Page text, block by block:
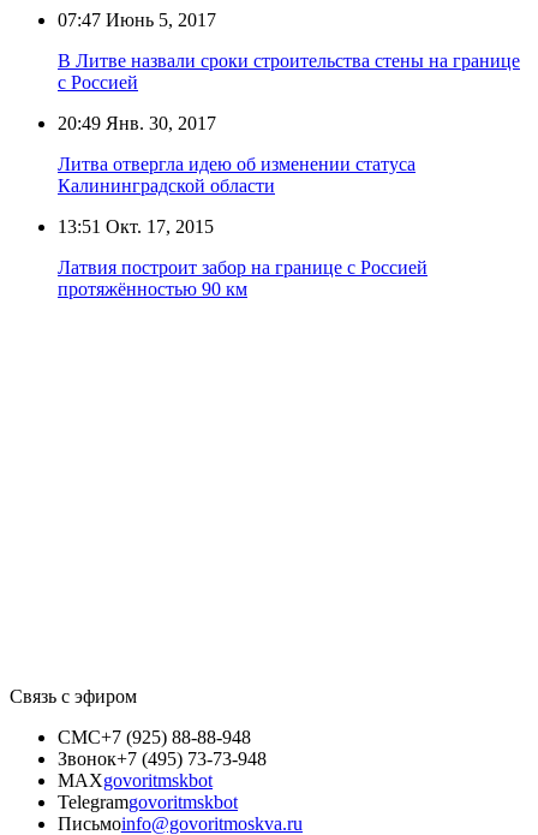
07:47 Июнь 5, 2017
В Литве назвали сроки строительства стены на границе
с Россией
20:49 Янв. 30, 2017
Литва отвергла идею об изменении статуса
Калининградской области
13:51 Окт. 17, 2015
Латвия построит забор на границе с Россией
протяжённостью 90 км
Связь с эфиром
СМС+7 (925) 88-88-948
Звонок+7 (495) 73-73-948
MAXgovoritmskbot
Telegramgovoritmskbot
Письмоinfo@govoritmoskva.ru